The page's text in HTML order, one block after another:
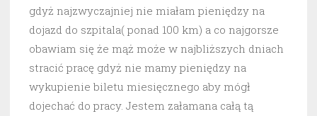
gdyż najzwyczajniej nie miałam pieniędzy na
dojazd do szpitala( ponad 100 km) a co najgorsze
obawiam się że mąż może w najbliższych dniach
stracić pracę gdyż nie mamy pieniędzy na
wykupienie biletu miesięcznego aby mógł
dojechać do pracy. Jestem załamana całą tą